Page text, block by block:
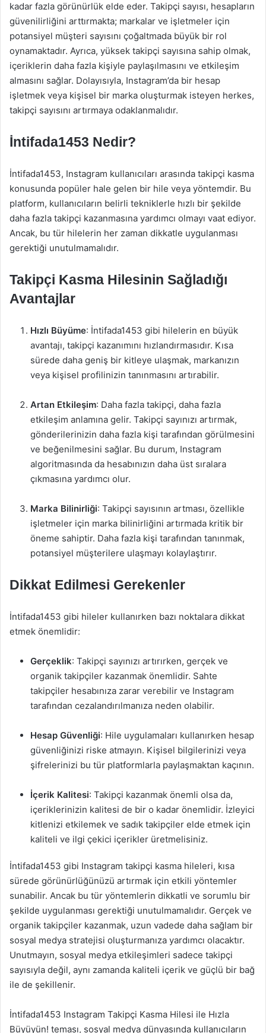
kadar fazla görünürlük elde eder. Takipçi sayısı, hesapların
güvenilirliğini arttırmakta; markalar ve işletmeler için
potansiyel müşteri sayısını çoğaltmada büyük bir rol
oynamaktadır. Ayrıca, yüksek takipçi sayısına sahip olmak,
içeriklerin daha fazla kişiyle paylaşılmasını ve etkileşim
almasını sağlar. Dolayısıyla, Instagram’da bir hesap
işletmek veya kişisel bir marka oluşturmak isteyen herkes,
takipçi sayısını artırmaya odaklanmalıdır.
İntifada1453 Nedir?
İntifada1453, Instagram kullanıcıları arasında takipçi kasma
konusunda popüler hale gelen bir hile veya yöntemdir. Bu
platform, kullanıcıların belirli tekniklerle hızlı bir şekilde
daha fazla takipçi kazanmasına yardımcı olmayı vaat ediyor.
Ancak, bu tür hilelerin her zaman dikkatle uygulanması
gerektiği unutulmamalıdır.
Takipçi Kasma Hilesinin Sağladığı
Avantajlar
Hızlı Büyüme: İntifada1453 gibi hilelerin en büyük
avantajı, takipçi kazanımını hızlandırmasıdır. Kısa
sürede daha geniş bir kitleye ulaşmak, markanızın
veya kişisel profilinizin tanınmasını artırabilir.
Artan Etkileşim: Daha fazla takipçi, daha fazla
etkileşim anlamına gelir. Takipçi sayınızı artırmak,
gönderilerinizin daha fazla kişi tarafından görülmesini
ve beğenilmesini sağlar. Bu durum, Instagram
algoritmasında da hesabınızın daha üst sıralara
çıkmasına yardımcı olur.
Marka Bilinirliği: Takipçi sayısının artması, özellikle
işletmeler için marka bilinirliğini artırmada kritik bir
öneme sahiptir. Daha fazla kişi tarafından tanınmak,
potansiyel müşterilere ulaşmayı kolaylaştırır.
Dikkat Edilmesi Gerekenler
İntifada1453 gibi hileler kullanırken bazı noktalara dikkat
etmek önemlidir:
Gerçeklik: Takipçi sayınızı artırırken, gerçek ve
organik takipçiler kazanmak önemlidir. Sahte
takipçiler hesabınıza zarar verebilir ve Instagram
tarafından cezalandırılmanıza neden olabilir.
Hesap Güvenliği: Hile uygulamaları kullanırken hesap
güvenliğinizi riske atmayın. Kişisel bilgilerinizi veya
şifrelerinizi bu tür platformlarla paylaşmaktan kaçının.
İçerik Kalitesi: Takipçi kazanmak önemli olsa da,
içeriklerinizin kalitesi de bir o kadar önemlidir. İzleyici
kitlenizi etkilemek ve sadık takipçiler elde etmek için
kaliteli ve ilgi çekici içerikler üretmelisiniz.
İntifada1453 gibi Instagram takipçi kasma hileleri, kısa
sürede görünürlüğünüzü artırmak için etkili yöntemler
sunabilir. Ancak bu tür yöntemlerin dikkatli ve sorumlu bir
şekilde uygulanması gerektiği unutulmamalıdır. Gerçek ve
organik takipçiler kazanmak, uzun vadede daha sağlam bir
sosyal medya stratejisi oluşturmanıza yardımcı olacaktır.
Unutmayın, sosyal medya etkileşimleri sadece takipçi
sayısıyla değil, aynı zamanda kaliteli içerik ve güçlü bir bağ
ile de şekillenir.
İntifada1453 Instagram Takipçi Kasma Hilesi ile Hızla
Büyüyün! teması, sosyal medya dünyasında kullanıcıların